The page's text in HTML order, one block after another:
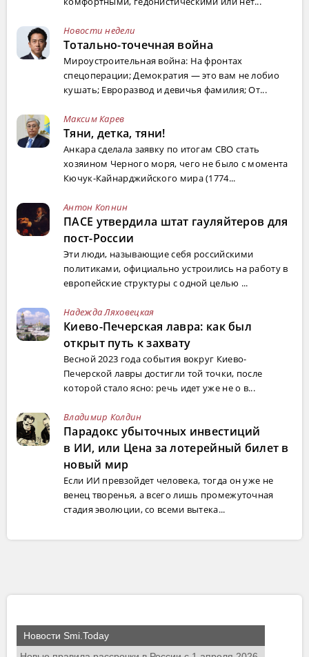
Новости недели
Тотально-точечная война
Мироустроительная война: На фронтах
спецоперации; Демократия — это вам не лобио
кушать; Евроразвод и девичья фамилия; От...
Максим Карев
Тяни, детка, тяни!
Анкара сделала заявку по итогам СВО стать
хозяином Черного моря, чего не было с момента
Кючук-Кайнарджийского мира (1774...
Антон Копнин
ПАСЕ утвердила штат гауляйтеров для
пост-России
Эти люди, называющие себя российскими
политиками, официально устроились на работу в
европейские структуры с одной целью ...
Надежда Ляховецкая
Киево-Печерская лавра: как был
открыт путь к захвату
Весной 2023 года события вокруг Киево-
Печерской лавры достигли той точки, после
которой стало ясно: речь идет уже не о в...
Владимир Колдин
Парадокс убыточных инвестиций
в ИИ, или Цена за лотерейный билет в
новый мир
Если ИИ превзойдет человека, тогда он уже не
венец творенья, а всего лишь промежуточная
стадия эволюции, со всеми вытека...